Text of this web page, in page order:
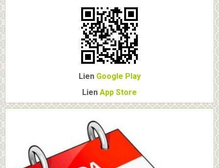
Lien Google Play
Lien App Store